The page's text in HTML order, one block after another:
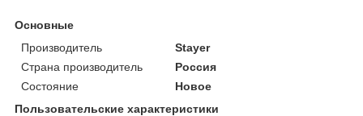
Основные
Производитель
Stayer
Страна производитель
Россия
Состояние
Новое
Пользовательские характеристики